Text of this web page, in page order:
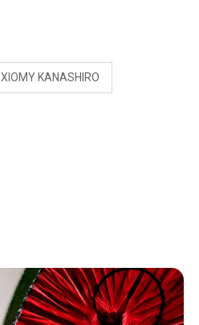
XIOMY KANASHIRO